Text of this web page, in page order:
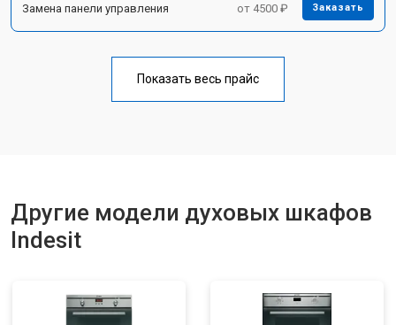
Замена панели управления от 4500 ₽ Заказать
Показать весь прайс
Другие модели духовых шкафов
Indesit